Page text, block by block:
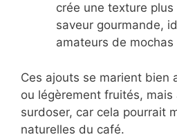
crée une texture
saveur gourmande,
amateurs de mochas
Ces ajouts se marient bien
ou légèrement fruités,
surdoser, car cela pourrait
naturelles du café.